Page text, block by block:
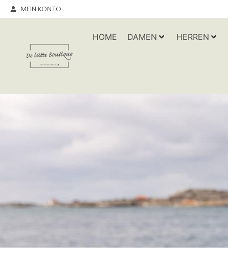
MEIN KONTO
HOME DAMEN HERREN